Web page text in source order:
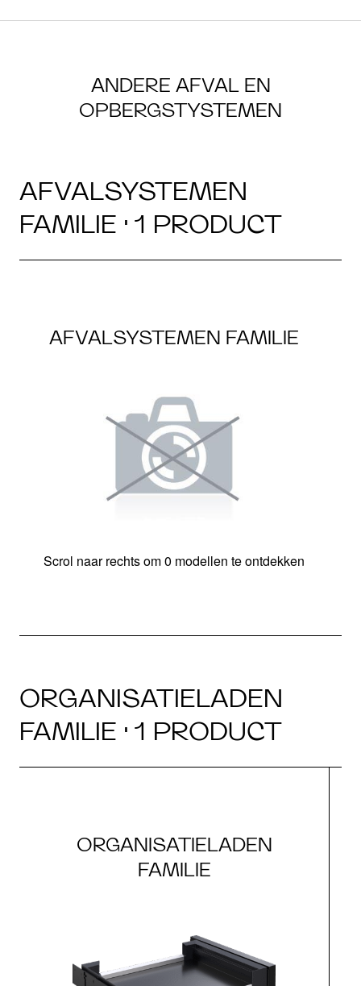
ANDERE AFVAL EN
OPBERGSTYSTEMEN
AFVALSYSTEMEN
FAMILIE · 1 PRODUCT
AFVALSYSTEMEN FAMILIE
Scrol naar rechts om 0 modellen te ontdekken
ORGANISATIELADEN
FAMILIE · 1 PRODUCT
ORGANISATIELADEN
FAMILIE